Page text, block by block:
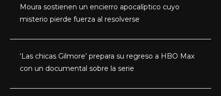
Moura sostienen un encierro apocalíptico cuyo
misterio pierde fuerza al resolverse
‘Las chicas Gilmore’ prepara su regreso a HBO Max
con un documental sobre la serie